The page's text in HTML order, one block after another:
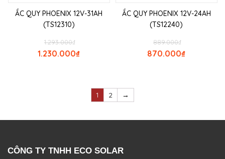
ẮC QUY PHOENIX 12V-31AH
(TS12310)
₫
1.293.000
₫
1.230.000
ẮC QUY PHOENIX 12V-24AH
(TS12240)
₫
889.000
₫
870.000
1 2 →
CÔNG TY TNHH ECO SOLAR